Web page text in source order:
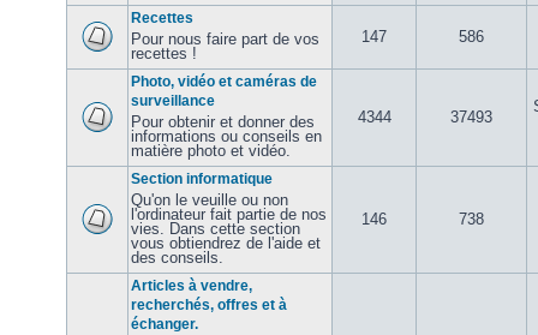
Recettes
Pour nous faire part de vos
recettes !
147 586
Photo, vidéo et caméras de
surveillance
Pour obtenir et donner des
informations ou conseils en
matière photo et vidéo.
4344 37493
Section informatique
Qu'on le veuille ou non
l'ordinateur fait partie de nos
vies. Dans cette section
vous obtiendrez de l'aide et
des conseils.
146 738
Articles à vendre,
recherchés, offres et à
échanger.